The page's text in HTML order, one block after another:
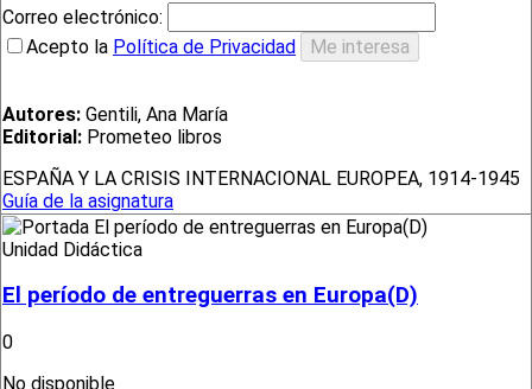
Correo electrónico:
Acepto la Política de Privacidad
Autores: Gentili, Ana María
Editorial: Prometeo libros
ESPAÑA Y LA CRISIS INTERNACIONAL EUROPEA, 1914-1945
Guía de la asignatura
Unidad Didáctica
El período de entreguerras en Europa(D)
0
No disponible